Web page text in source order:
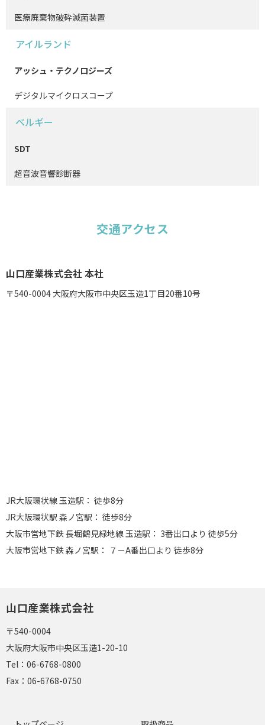
医療廃棄物破砕滅菌装置
アイルランド
アッシュ・テクノロジーズ
デジタルマイクロスコープ
ベルギー
SDT
超音波音響診断器
交通アクセス
山口産業株式会社 本社
〒540-0004 大阪府大阪市中央区玉造1丁目20番10号
JR大阪環状線 玉造駅： 徒歩8分
JR大阪環状駅 森ノ宮駅： 徒歩8分
大阪市営地下鉄 長堀鶴見緑地線 玉造駅： 3番出口より 徒歩5分
大阪市営地下鉄 森ノ宮駅： ７－A番出口より 徒歩8分
山口産業株式会社
〒540-0004
大阪府大阪市中央区玉造1-20-10
Tel： 06-6768-0800
Fax： 06-6768-0750